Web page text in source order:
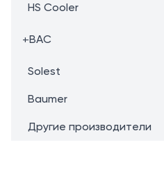
HS Cooler
+BAC
Solest
Baumer
Другие производители